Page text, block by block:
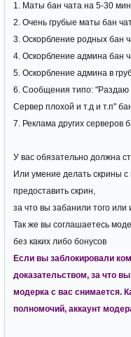
1. Маты бан чата на 5-30
2. Очень грубые маты бан
3. Оскорбление родных бан
4. Оскорбление админа бан
5. Оскорбление админа в
6. Сообщения типо: "Раздаю
Сервер плохой и т.д и т.п"
7. Реклама других серверов
У вас обязательно должна
Или умение делать скрины с
предоставить скрин,
за что вы забанили того или
Так же вы соглашаетесь
без каких либо бонусов
Если вы заблокировали
доказательством, за что
модерка с вас снимается.
полномочий, аккаунт